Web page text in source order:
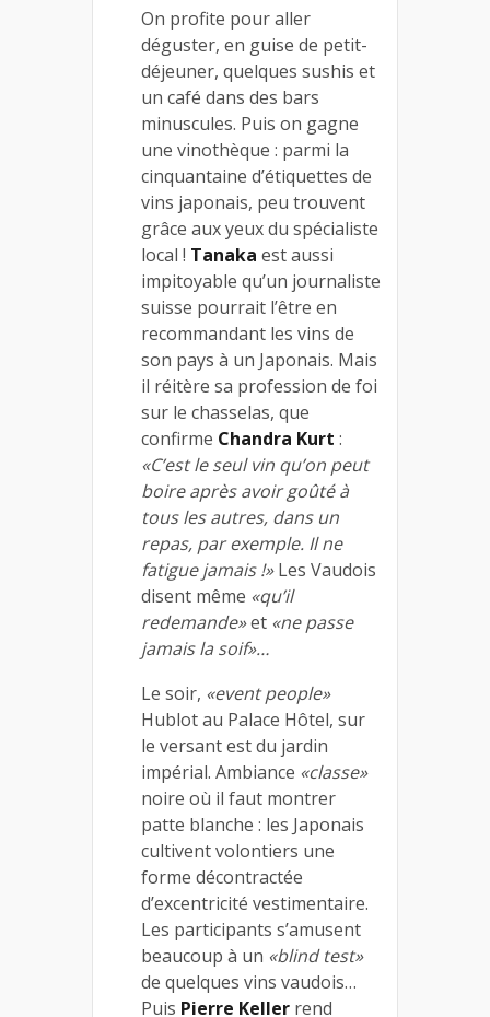
On profite pour aller
déguster, en guise de petit-
déjeuner, quelques sushis et
un café dans des bars
minuscules. Puis on gagne
une vinothèque : parmi la
cinquantaine d’étiquettes de
vins japonais, peu trouvent
grâce aux yeux du spécialiste
local ! Tanaka est aussi
impitoyable qu’un journaliste
suisse pourrait l’être en
recommandant les vins de
son pays à un Japonais. Mais
il réitère sa profession de foi
sur le chasselas, que
confirme Chandra Kurt :
«C’est le seul vin qu’on peut
boire après avoir goûté à
tous les autres, dans un
repas, par exemple. Il ne
fatigue jamais !»Les Vaudois
disent même «qu’il
redemande»et «ne passe
jamais la soif»…
Le soir, «event people»
Hublot au Palace Hôtel, sur
le versant est du jardin
impérial. Ambiance «classe»
noire où il faut montrer
patte blanche : les Japonais
cultivent volontiers une
forme décontractée
d’excentricité vestimentaire.
Les participants s’amusent
beaucoup à un «blind test»
de quelques vins vaudois…
Puis Pierre Keller rend